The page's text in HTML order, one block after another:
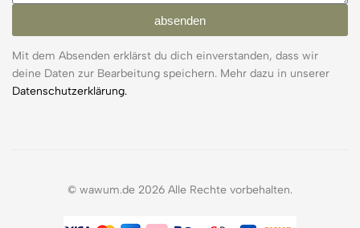
absenden
Mit dem Absenden erklärst du dich einverstanden, dass wir
deine Daten zur Bearbeitung speichern. Mehr dazu in unserer
Datenschutzerklärung.
© wawum.de 2026 Alle Rechte vorbehalten.